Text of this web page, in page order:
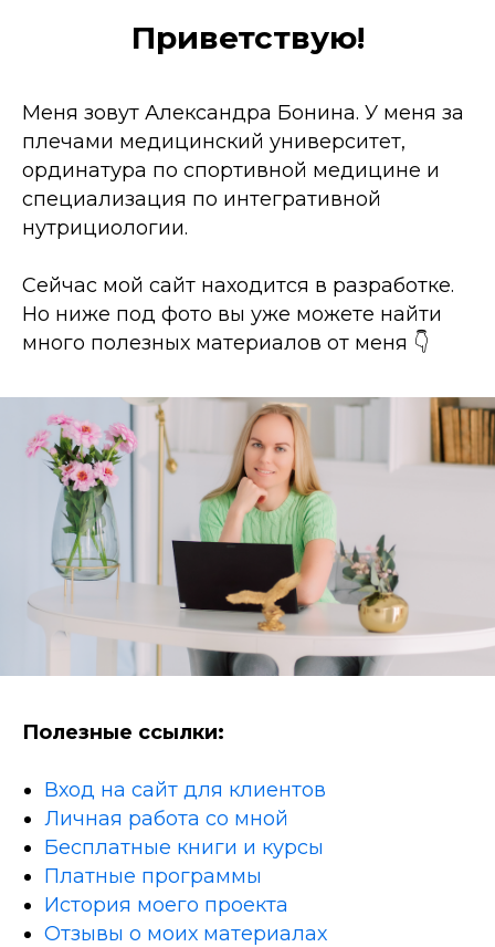
Приветствую!
Меня зовут Александра Бонина. У меня за
плечами медицинский университет,
ординатура по спортивной медицине и
специализация по интегративной
нутрициологии.
Сейчас мой сайт находится в разработке.
Но ниже под фото вы уже можете найти
много полезных материалов от меня 👇
Полезные ссылки:
Вход на сайт для клиентов
Личная работа со мной
Бесплатные книги и курсы
Платные программы
История моего проекта
Отзывы о моих материалах